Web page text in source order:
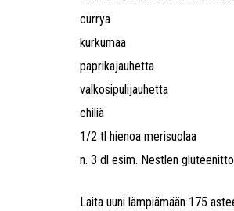
currya
kurkumaa
paprikajauhetta
valkosipulijauhetta
chiliä
1/2 tl hienoa merisuolaa
n. 3 dl esim. Nestlen
Laita uuni lämpiämään 175